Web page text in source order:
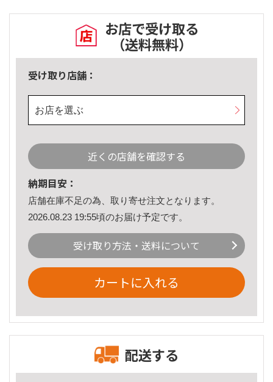
お店で受け取る
（送料無料）
受け取り店舗：
お店を選ぶ
近くの店舗を確認する
納期目安：
店舗在庫不足の為、取り寄せ注文となります。
2026.08.23 19:55頃のお届け予定です。
受け取り方法・送料について
カートに入れる
配送する